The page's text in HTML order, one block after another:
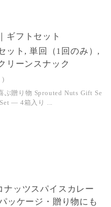
ギフトセット
ット, 単回（1回のみ）,
リーンスナック
)
ぶ贈り物 Sprouted Nuts Gift Se
— 4箱入り ...
ッツスパイスカレー
ッケージ・贈り物にも